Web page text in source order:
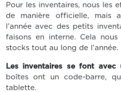
Pour les inventaires, nous les
de manière officielle, mais
l’année avec des petits
faisons en interne. Cela
stocks tout au long de l’année.
Les inventaires se font avec
boîtes ont un code-barre,
tablette.